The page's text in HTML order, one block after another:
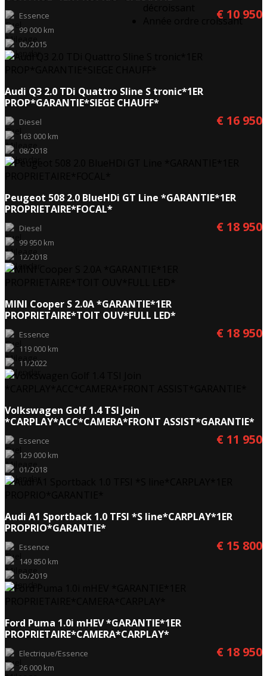
Année ordre croissant
Essence
99 000 km
05/2015
€ 10 950
Audi Q3 2.0 TDi Quattro Sline S tronic*1ER
PROP*GARANTIE*SIEGE CHAUFF*
Diesel
163 000 km
08/2018
€ 16 950
Peugeot 508 2.0 BlueHDi GT Line *GARANTIE*1ER
PROPRIETAIRE*FOCAL*
Diesel
99 950 km
12/2018
€ 18 950
MINI Cooper S 2.0A *GARANTIE*1ER
PROPRIETAIRE*TOIT OUV*FULL LED*
Essence
119 000 km
11/2022
€ 18 950
Volkswagen Golf 1.4 TSI Join
*CARPLAY*ACC*CAMERA*FRONT ASSIST*GARANTIE*
Essence
129 000 km
01/2018
€ 11 950
Audi A1 Sportback 1.0 TFSI *S line*CARPLAY*1ER
PROPRIO*GARANTIE*
Essence
149 850 km
05/2019
€ 15 800
Ford Puma 1.0i mHEV *GARANTIE*1ER
PROPRIETAIRE*CAMERA*CARPLAY*
Electrique/Essence
26 000 km
€ 18 950